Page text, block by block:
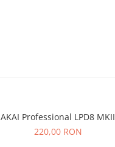
AKAI Professional LPD8 MKII
220,00 RON